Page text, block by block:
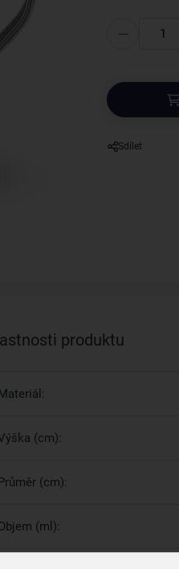
Sdílet
produktu
(cm):
(cm):
(ml):